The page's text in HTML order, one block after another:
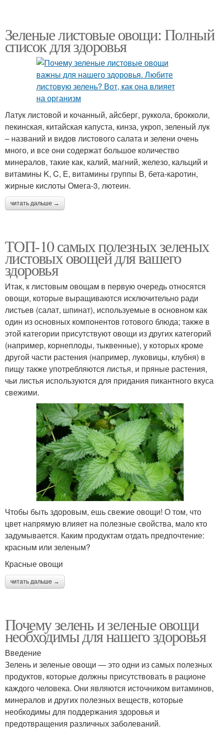
Зеленые листовые овощи: Полный
список для здоровья
Латук листовой и кочанный, айсберг, руккола, брокколи,
пекинская, китайская капуста, кинза, укроп, зеленый лук
– названий и видов листового салата и зелени очень
много, и все они содержат большое количество
минералов, такие как, калий, магний, железо, кальций и
витамины K, C, E, витамины группы В, бета-каротин,
жирные кислоты Омега-3, лютеин.
читать дальше →
ТОП-10 самых полезных зеленых
листовых овощей для вашего
здоровья
Итак, к листовым овощам в первую очередь относятся
овощи, которые выращиваются исключительно ради
листьев (салат, шпинат), используемые в основном как
один из основных компонентов готового блюда; также в
этой категории присутствуют овощи из других категорий
(например, корнеплоды, тыквенные), у которых кроме
другой части растения (например, луковицы, клубня) в
пищу также употребляются листья, и пряные растения,
чьи листья используются для придания пикантного вкуса
свежими.
Чтобы быть здоровым, ешь свежие овощи! О том, что
цвет напрямую влияет на полезные свойства, мало кто
задумывается. Каким продуктам отдать предпочтение:
красным или зеленым?
Красные овощи
читать дальше →
Почему зелень и зеленые овощи
необходимы для нашего здоровья
Введение
Зелень и зеленые овощи — это одни из самых полезных
продуктов, которые должны присутствовать в рационе
каждого человека. Они являются источником витаминов,
минералов и других полезных веществ, которые
необходимы для поддержания здоровья и
предотвращения различных заболеваний.